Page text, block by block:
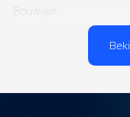
Bouwjaar
Laatste onderhoudsbeurt
Vorige eigenaren